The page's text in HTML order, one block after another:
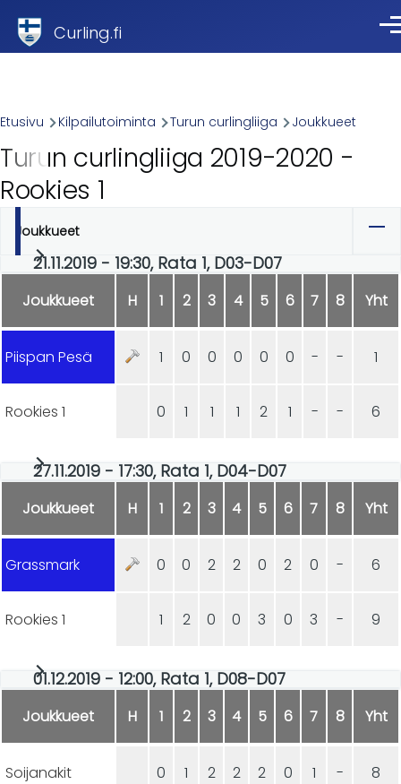
Curling.fi
Breadcrumb
Etusivu Kilpailutoiminta Turun curlingliiga Joukkueet
Turun curlingliiga 2019-2020 -
Rookies 1
Ensisijaiset
välilehdet
Joukkueet
21.11.2019 - 19:30, Rata 1, D03-D07
Joukkueet H 1 2 3 4 5 6 7 8 Yht
Piispan Pesä 1 0 0 0 0 0 - - 1
Rookies 1 0 1 1 1 2 1 - - 6
27.11.2019 - 17:30, Rata 1, D04-D07
Joukkueet H 1 2 3 4 5 6 7 8 Yht
Grassmark 0 0 2 2 0 2 0 - 6
Rookies 1 1 2 0 0 3 0 3 - 9
01.12.2019 - 12:00, Rata 1, D08-D07
Joukkueet H 1 2 3 4 5 6 7 8 Yht
Soijanakit 0 1 2 2 2 0 1 - 8